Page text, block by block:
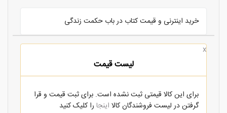
خرید اینترنی و قیمت کتاب در باب حکمت زندگی
x
لیست قیمت
برای این کالا قیمتی ثبت نشده است. برای ثبت قیمت و قرا
گرفتن در لیست فروشندگان کالا اینجا را کلیک کنید